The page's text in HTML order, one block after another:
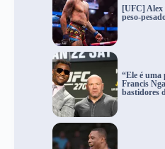
[UFC] Alex
peso-
“Ele é uma
Francis
bastidores